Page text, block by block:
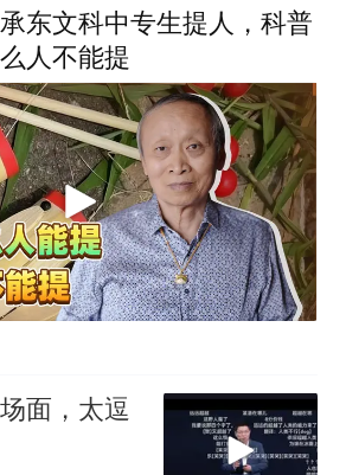
东文科中专生提人，科普
人不能提
面，太逗